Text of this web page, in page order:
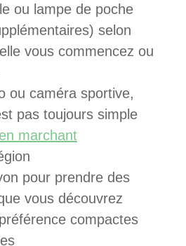
ou lampe de poche
selon
vous commencez ou
ou caméra sportive,
pas toujours simple
marchant
pour prendre des
vous découvrez
compactes